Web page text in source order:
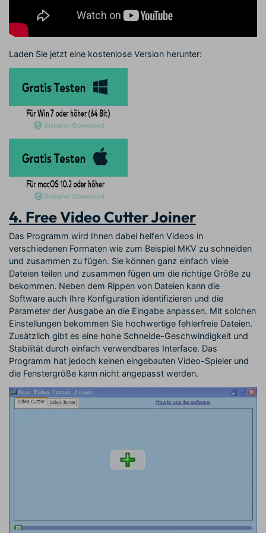
Laden Sie jetzt eine kostenlose Version herunter:
4. Free Video Cutter Joiner
Das Programm wird Ihnen dabei helfen Videos in
verschiedenen Formaten wie zum Beispiel MKV zu schneiden
und zusammen zu fügen. Sie können ganz einfach viele
Dateien teilen und zusammen fügen um die richtige Größe zu
bekommen. Neben dem Rippen von Dateien kann die
Software auch Ihre Konfiguration identifizieren und die
Parameter der Ausgabe an die Eingabe anpassen. Mit solchen
Einstellungen bekommen Sie hochwertige fehlerfreie Dateien.
Zusätzlich gibt es eine hohe Schneide-Geschwindigkeit und
Stabilität durch einfach verwendbares Interface. Das
Programm hat jedoch keinen eingebauten Video-Spieler und
die Fenstergröße kann nicht angepasst werden.